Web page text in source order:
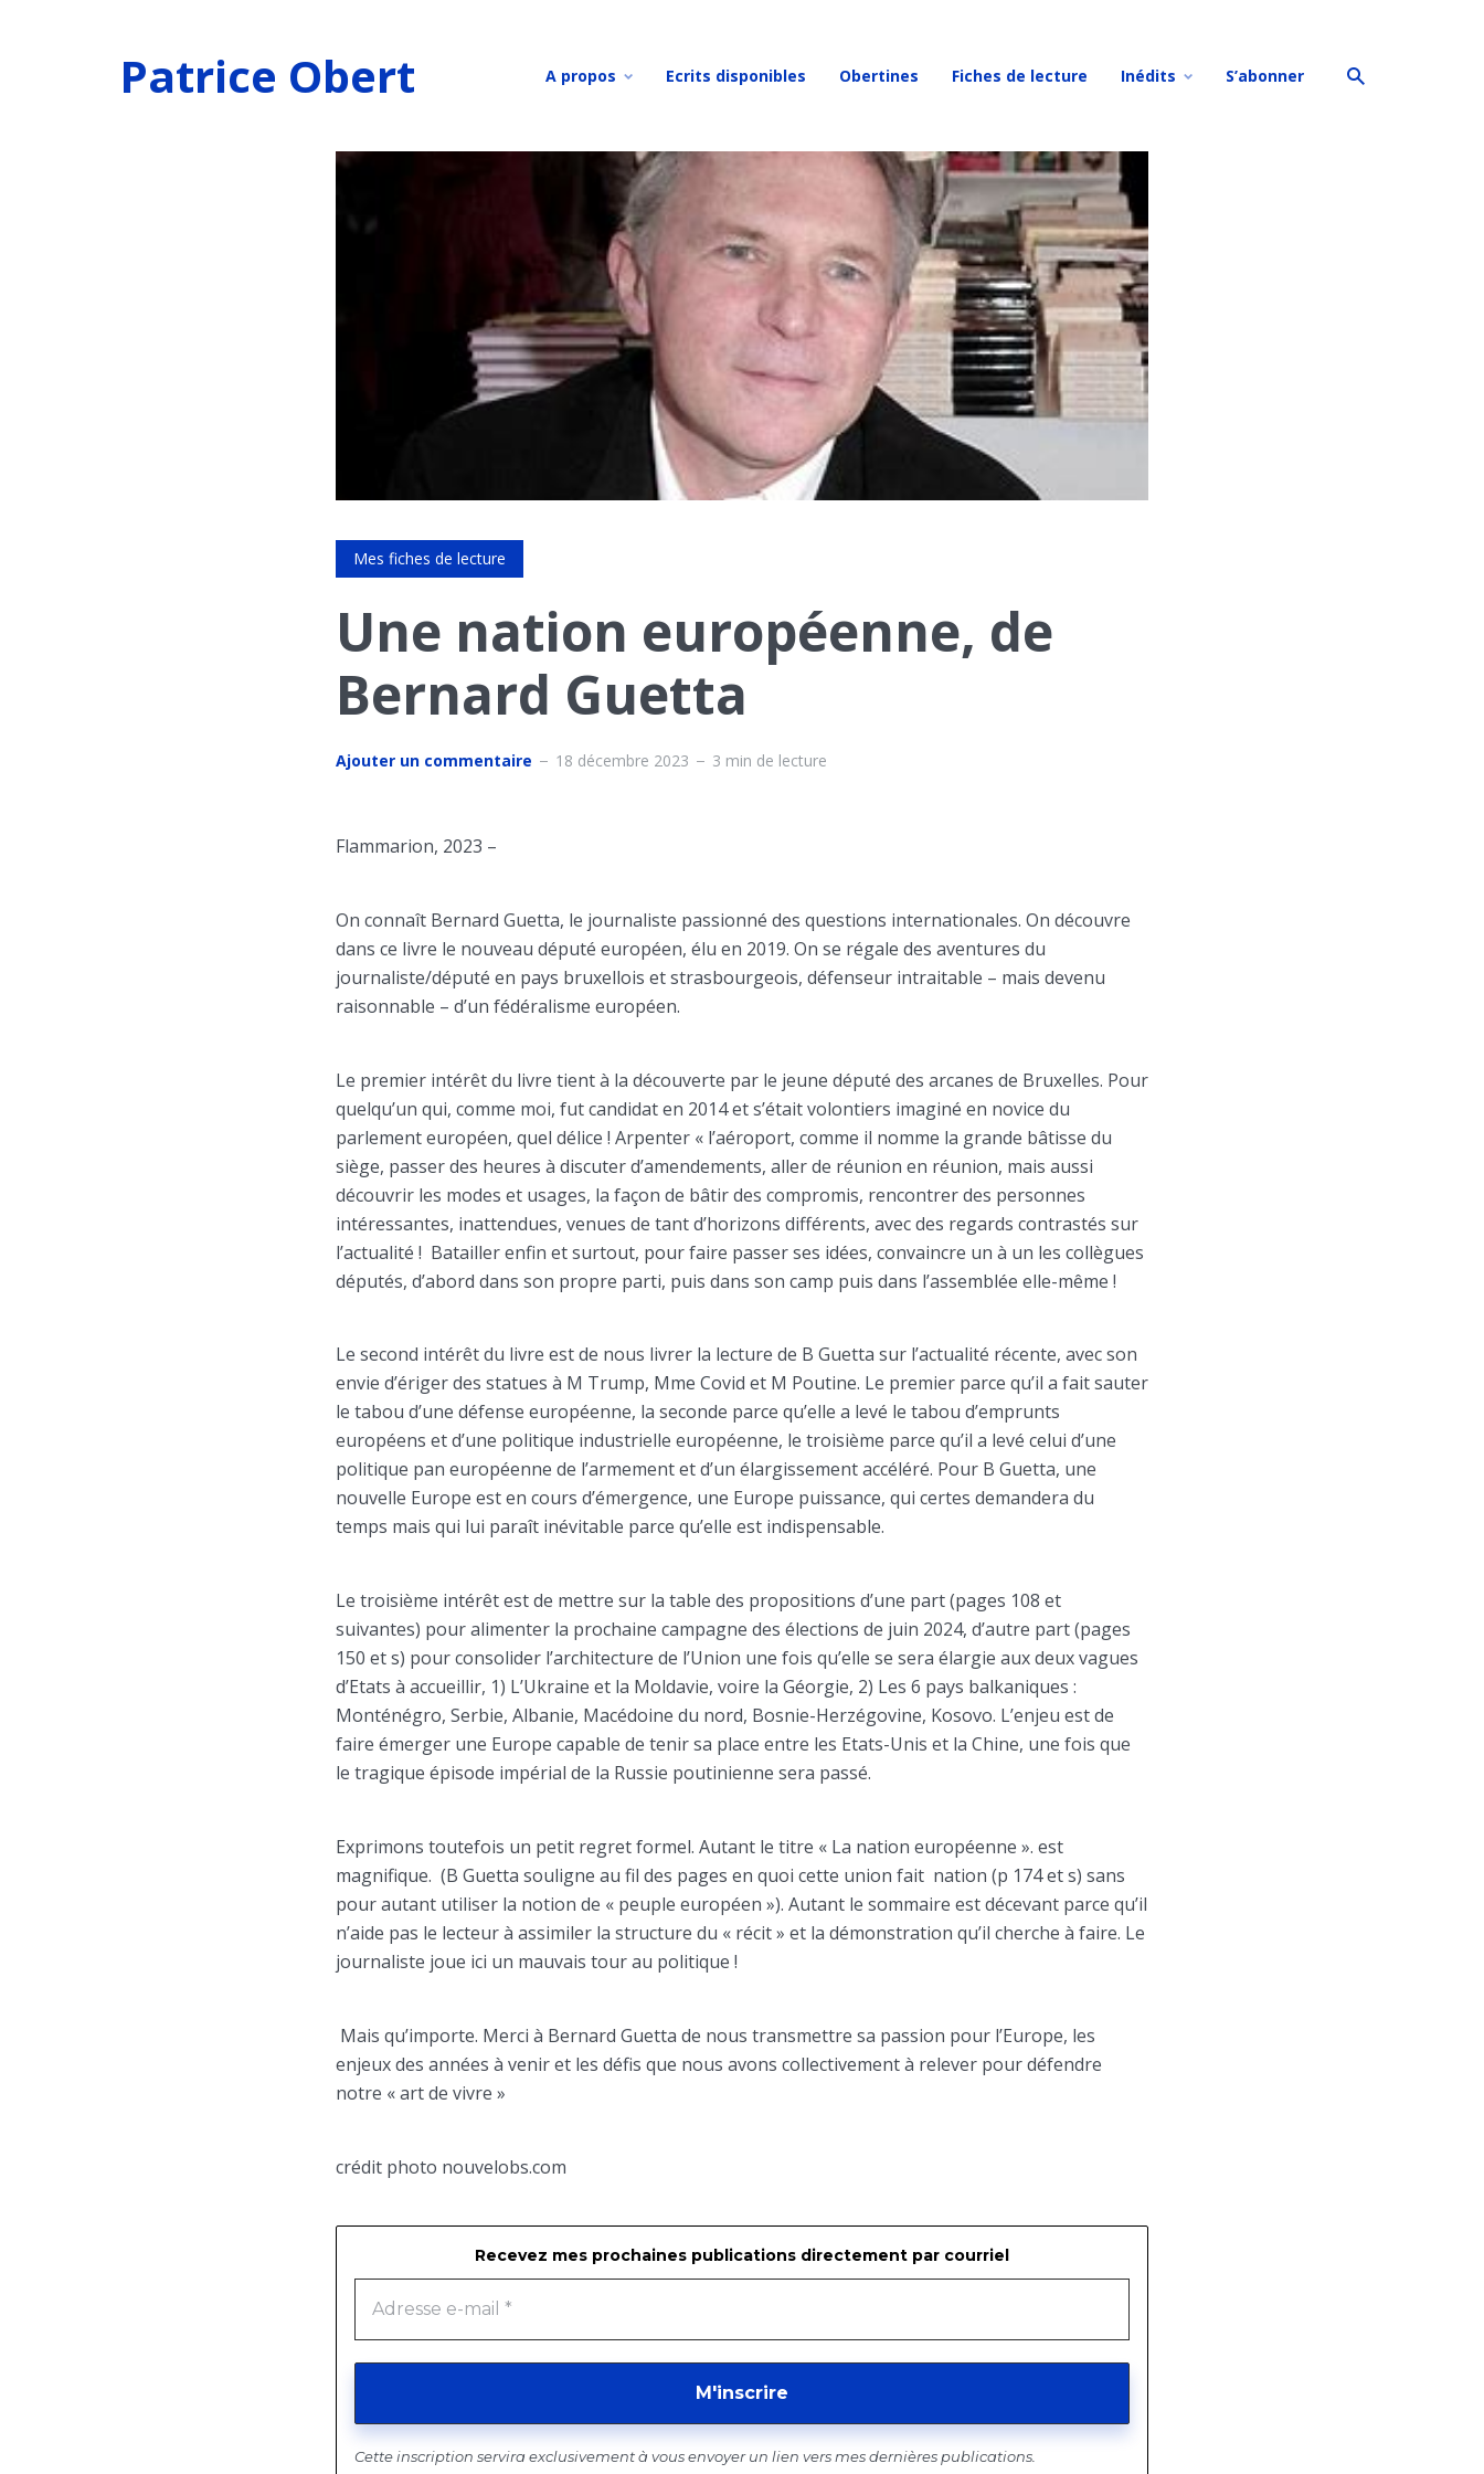
Patrice Obert A propos Ecrits disponibles Obertines Fiches de lecture Inédits S’abonner
Mes fiches de lecture
Une nation européenne, de
Bernard Guetta
Ajouter un commentaire 18 décembre 2023 3 min de lecture
Flammarion, 2023 –
On connaît Bernard Guetta, le journaliste passionné des questions internationales. On découvre
dans ce livre le nouveau député européen, élu en 2019. On se régale des aventures du
journaliste/député en pays bruxellois et strasbourgeois, défenseur intraitable – mais devenu
raisonnable – d’un fédéralisme européen.
Le premier intérêt du livre tient à la découverte par le jeune député des arcanes de Bruxelles. Pour
quelqu’un qui, comme moi, fut candidat en 2014 et s’était volontiers imaginé en novice du
parlement européen, quel délice ! Arpenter « l’aéroport, comme il nomme la grande bâtisse du
siège, passer des heures à discuter d’amendements, aller de réunion en réunion, mais aussi
découvrir les modes et usages, la façon de bâtir des compromis, rencontrer des personnes
intéressantes, inattendues, venues de tant d’horizons différents, avec des regards contrastés sur
l’actualité ! Batailler enfin et surtout, pour faire passer ses idées, convaincre un à un les collègues
députés, d’abord dans son propre parti, puis dans son camp puis dans l’assemblée elle-même !
Le second intérêt du livre est de nous livrer la lecture de B Guetta sur l’actualité récente, avec son
envie d’ériger des statues à M Trump, Mme Covid et M Poutine. Le premier parce qu’il a fait sauter
le tabou d’une défense européenne, la seconde parce qu’elle a levé le tabou d’emprunts
européens et d’une politique industrielle européenne, le troisième parce qu’il a levé celui d’une
politique pan européenne de l’armement et d’un élargissement accéléré. Pour B Guetta, une
nouvelle Europe est en cours d’émergence, une Europe puissance, qui certes demandera du
temps mais qui lui paraît inévitable parce qu’elle est indispensable.
Le troisième intérêt est de mettre sur la table des propositions d’une part (pages 108 et
suivantes) pour alimenter la prochaine campagne des élections de juin 2024, d’autre part (pages
150 et s) pour consolider l’architecture de l’Union une fois qu’elle se sera élargie aux deux vagues
d’Etats à accueillir, 1) L’Ukraine et la Moldavie, voire la Géorgie, 2) Les 6 pays balkaniques :
Monténégro, Serbie, Albanie, Macédoine du nord, Bosnie-Herzégovine, Kosovo. L’enjeu est de
faire émerger une Europe capable de tenir sa place entre les Etats-Unis et la Chine, une fois que
le tragique épisode impérial de la Russie poutinienne sera passé.
Exprimons toutefois un petit regret formel. Autant le titre « La nation européenne ». est
magnifique. (B Guetta souligne au fil des pages en quoi cette union fait nation (p 174 et s) sans
pour autant utiliser la notion de « peuple européen »). Autant le sommaire est décevant parce qu’il
n’aide pas le lecteur à assimiler la structure du « récit » et la démonstration qu’il cherche à faire. Le
journaliste joue ici un mauvais tour au politique !
Mais qu’importe. Merci à Bernard Guetta de nous transmettre sa passion pour l’Europe, les
enjeux des années à venir et les défis que nous avons collectivement à relever pour défendre
notre « art de vivre »
crédit photo nouvelobs.com
Recevez mes prochaines publications directement par courriel
Cette inscription servira exclusivement à vous envoyer un lien vers mes dernières publications.